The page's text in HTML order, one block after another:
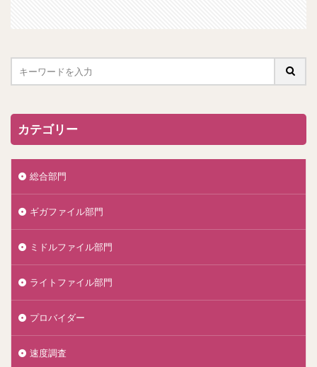
カテゴリー
総合部門
ギガファイル部門
ミドルファイル部門
ライトファイル部門
プロバイダー
速度調査